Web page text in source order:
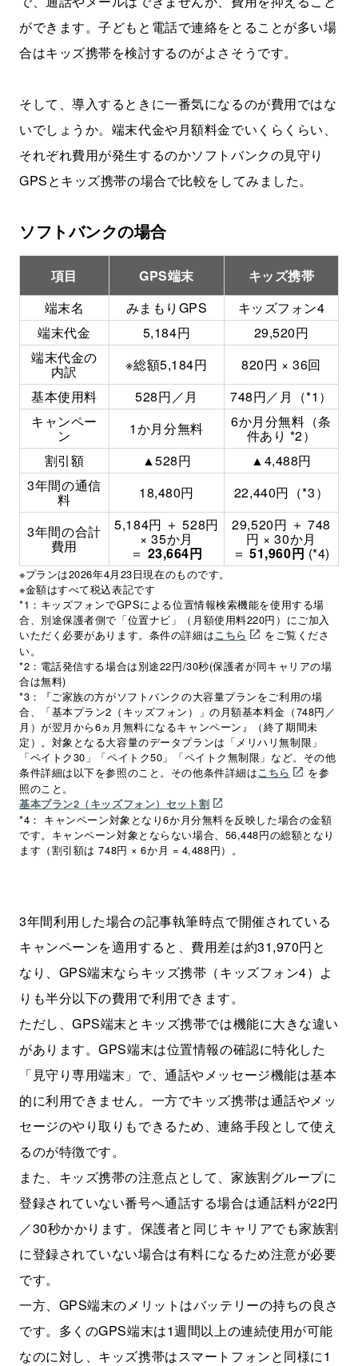
ができます。子どもと電話で連絡をとることが多い場
合はキッズ携帯を検討するのがよさそうです。
そして、導入するときに一番気になるのが費用ではな
いでしょうか。端末代金や月額料金でいくらくらい、
それぞれ費用が発生するのかソフトバンクの見守り
GPSとキッズ携帯の場合で比較をしてみました。
ソフトバンクの場合
項目 GPS端末
キッズ携帯
端末名
みまもりGPS
キッズフォン4
端末代金
5,184円
29,520円
端末代金の
内訳 ※総額5,184円
820円 × 36回
基本使用料
528円／月
748円／月（*1）
キャンペー
ン 1か月分無料 6か月分無料（条
件あり *2）
割引額
▲528円
▲4,488円
3年間の通信
料 18,480円 22,440円（*3）
3年間の合計
費用
5,184円 ＋ 528円
× 35か月
＝ 23,664円
29,520円 ＋ 748
円 × 30か月
＝51,960円 (*4)
※プランは2026年4月23日現在のものです。
※金額はすべて税込表記です
*1：キッズフォンでGPSによる位置情報検索機能を使用する場
合、別途保護者側で「位置ナビ」（月額使用料220円）にご加入
いただく必要があります。条件の詳細はこちら
をご覧くださ
い。
*2：電話発信する場合は別途22円/30秒(保護者が同キャリアの場
合は無料)
*3：『ご家族の方がソフトバンクの大容量プランをご利用の場
合、「基本プラン2（キッズフォン）」の月額基本料金（748円／
月）が翌月から6ヵ月無料になるキャンペーン』（終了期間未
定）。対象となる大容量のデータプランは「メリハリ無制限」
「ペイトク30」「ペイトク50」「ペイトク無制限」など。その他
条件詳細は以下を参照のこと。その他条件詳細はこちら
を参
照のこと。
基本プラン2（キッズフォン）セット割
*4： キャンペーン対象となり6か月分無料を反映した場合の金額
です。キャンペーン対象とならない場合、56,448円の総額となり
ます（割引額は 748円 × 6か月 = 4,488円）。
3年間利用した場合の記事執筆時点で開催されている
キャンペーンを適用すると、費用差は約31,970円と
なり、GPS端末ならキッズ携帯（キッズフォン4）よ
りも半分以下の費用で利用できます。
ただし、GPS端末とキッズ携帯では機能に大きな違い
があります。GPS端末は位置情報の確認に特化した
「見守り専用端末」で、通話やメッセージ機能は基本
的に利用できません。一方でキッズ携帯は通話やメッ
セージのやり取りもできるため、連絡手段として使え
るのが特徴です。
また、キッズ携帯の注意点として、家族割グループに
登録されていない番号へ通話する場合は通話料が22円
／30秒かかります。保護者と同じキャリアでも家族割
に登録されていない場合は有料になるため注意が必要
です。
一方、GPS端末のメリットはバッテリーの持ちの良さ
です。多くのGPS端末は1週間以上の連続使用が可能
なのに対し、キッズ携帯はスマートフォンと同様に1